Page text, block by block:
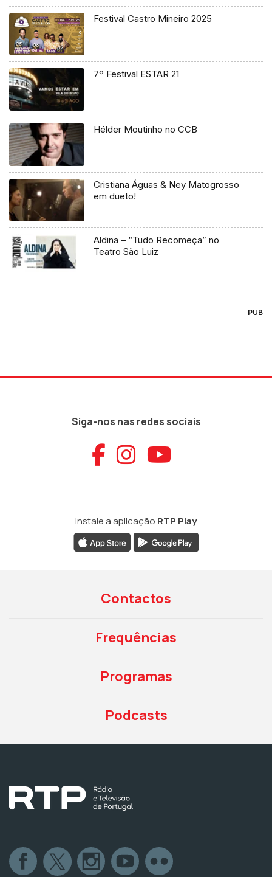
Festival Castro Mineiro 2025
7º Festival ESTAR 21
Hélder Moutinho no CCB
Cristiana Águas & Ney Matogrosso
em dueto!
Aldina – “Tudo Recomeça” no
Teatro São Luiz
PUB
Siga-nos nas redes sociais
Aceder ao
Aceder ao
Aceder
Instale a aplicação RTP Play
Contactos
Frequências
Programas
Podcasts